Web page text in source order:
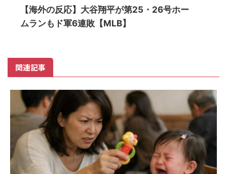
【海外の反応】大谷翔平が第25・26号ホー
ムランもド軍6連敗【MLB】
関連記事